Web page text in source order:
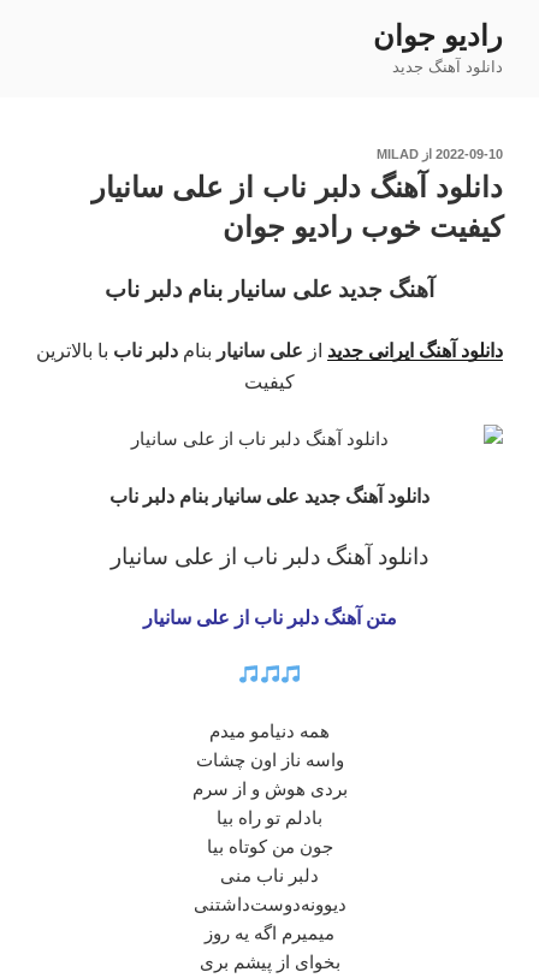
محتوا
رادیو جوان
دانلود آهنگ جدید
نوشته‌شده
2022-09-10 از MILAD
دانلود آهنگ دلبر ناب از علی سانیار
کیفیت خوب رادیو جوان
آهنگ جدید علی سانیار بنام دلبر ناب
دانلود آهنگ ایرانی جدید از علی سانیار بنام دلبر ناب با بالاترین
کیفیت
دانلود آهنگ جدید علی سانیار بنام دلبر ناب
دانلود آهنگ دلبر ناب از علی سانیار
متن آهنگ دلبر ناب از علی سانیار
همه دنیامو میدم
واسه ناز اون چشات
بردی هوش و از سرم
بادلم تو راه بیا
جون من کوتاه بیا
دلبر ناب منی
دیوونه‌دوست‌داشتنی
میمیرم اگه یه روز
بخوای از پیشم بری